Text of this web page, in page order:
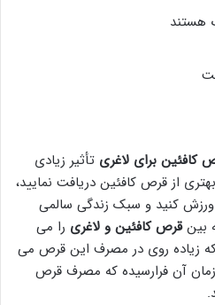
هستند
کافئین برای لاغری تأثیر زیادی
از قرص کافئین دریافت نمایید،
کنید و سبک زندگی سالمی
بینقرص کافئین و لاغری را می
که زیاده روی در مصرف این قرص می
زمان آن فرارسیده که مصرف قرص